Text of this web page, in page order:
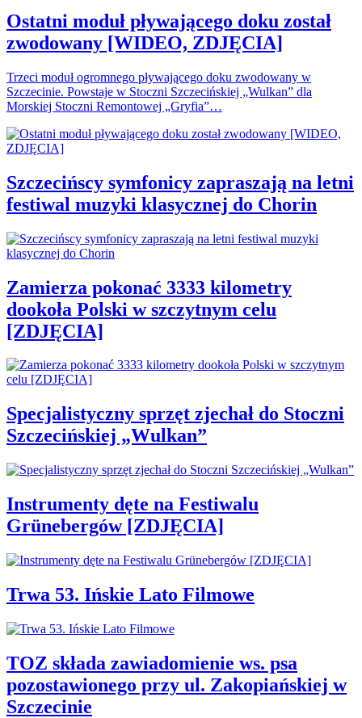
Ostatni moduł pływającego doku został
zwodowany [WIDEO, ZDJĘCIA]
Trzeci moduł ogromnego pływającego doku zwodowany w
Szczecinie. Powstaje w Stoczni Szczecińskiej „Wulkan” dla
Morskiej Stoczni Remontowej „Gryfia”…
Szczecińscy symfonicy zapraszają na letni
festiwal muzyki klasycznej do Chorin
Zamierza pokonać 3333 kilometry
dookoła Polski w szczytnym celu
[ZDJĘCIA]
Specjalistyczny sprzęt zjechał do Stoczni
Szczecińskiej „Wulkan”
Instrumenty dęte na Festiwalu
Grünebergów [ZDJĘCIA]
Trwa 53. Ińskie Lato Filmowe
TOZ składa zawiadomienie ws. psa
pozostawionego przy ul. Zakopiańskiej w
Szczecinie